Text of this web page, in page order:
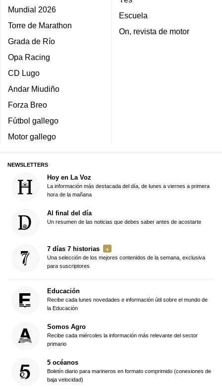
Mundial 2026
Torre de Marathon
Grada de Río
Opa Racing
CD Lugo
Andar Miudiño
Forza Breo
Fútbol gallego
Motor gallego
Escuela
On, revista de motor
NEWSLETTERS
Hoy en La Voz
La información más destacada del día, de lunes a viernes a primera
hora de la mañana
Al final del día
Un resumen de las noticias que debes saber antes de acostarte
7 días 7 historias
Una selección de los mejores contenidos de la semana, exclusiva
para suscriptores
Educación
Recibe cada lunes novedades e información útil sobre el mundo de
la Educación
Somos Agro
Recibe cada miércoles la información más relevante del sector
primario
5 océanos
Boletín diario para marineros en formato comprimido (conexiones de
baja velocidad)